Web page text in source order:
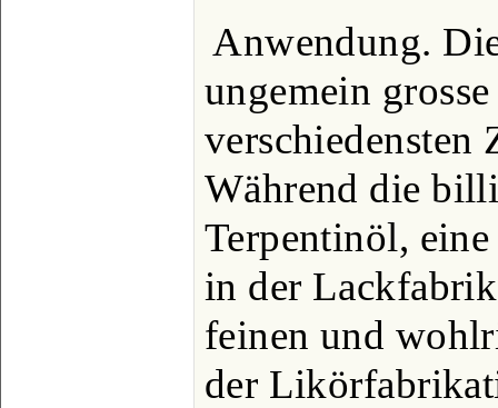
Anwendung.
ungemein
verschiedensten
Während die
Terpentinöl,
in der
feinen und
der